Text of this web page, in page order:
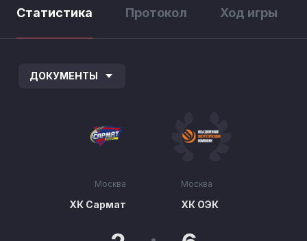
Статистика Протокол Ход игры
ДОКУМЕНТЫ
Москва
ХК Сармат
Москва
ХК ОЭК